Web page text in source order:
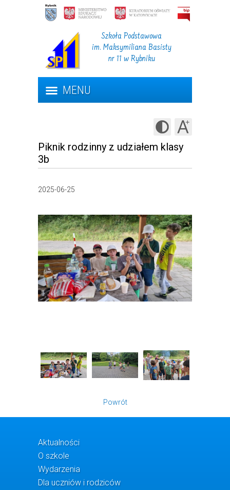
Szkoła Podstawowa
im. Maksymiliana Basisty
nr 11 w Rybniku
MENU
Piknik rodzinny z udziałem klasy
3b
2025-06-25
Powrót
Aktualności
O szkole
Wydarzenia
Dla uczniów i rodziców